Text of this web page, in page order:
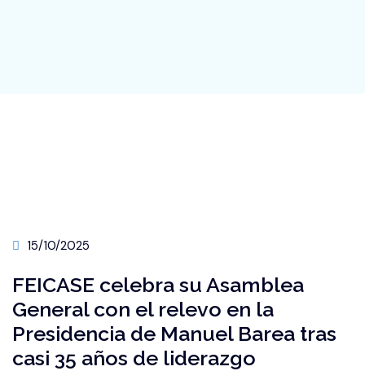
15/10/2025
FEICASE celebra su Asamblea
General con el relevo en la
Presidencia de Manuel Barea tras
casi 35 años de liderazgo